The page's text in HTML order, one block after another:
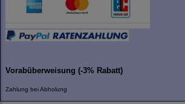
Vorabüberweisung (-3% Rabatt)
Zahlung bei Abholung